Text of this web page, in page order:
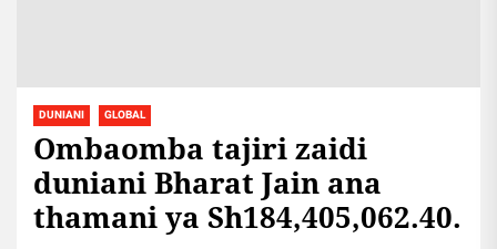
DUNIANI GLOBAL
Ombaomba tajiri zaidi
duniani Bharat Jain ana
thamani ya Sh184,405,062.40.